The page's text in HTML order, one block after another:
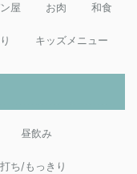
屋 お肉 和食
キッズメニュー
昼飲み
ち/もっきり